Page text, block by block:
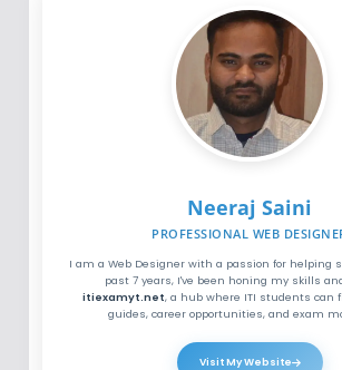
Neeraj Saini
PROFESSIONAL WEB
I am a Web Designer with a passion for helping
past 7 years, I've been honing my skills
itiexamyt.net, a hub where ITI students can
guides, career opportunities, and exam
Visit My Website